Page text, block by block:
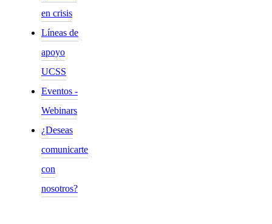
en crisis
Líneas de
apoyo
UCSS
Eventos -
Webinars
¿Deseas
comunicarte
con
nosotros?